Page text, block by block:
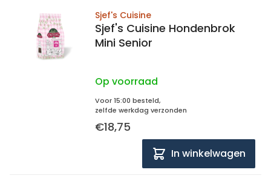
Sjef's Cuisine
Sjef's Cuisine Hondenbrok
Mini Senior
Op voorraad
Voor 15:00 besteld,
zelfde werkdag verzonden
€18,75
In winkelwagen